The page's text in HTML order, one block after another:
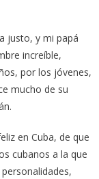
justo, y mi papá
increíble,
por los jóvenes,
mucho de su
en Cuba, de que
cubanos a la que